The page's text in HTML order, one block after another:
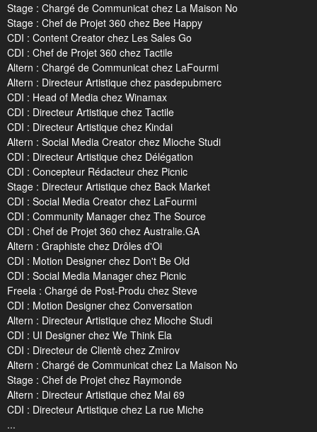
Stage : Chargé de Communicat chez La Maison No
Stage : Chef de Projet 360 chez Bee Happy
CDI : Content Creator chez Les Sales Go
CDI : Chef de Projet 360 chez Tactile
Altern : Chargé de Communicat chez LaFourmi
Altern : Directeur Artistique chez pasdepubmerc
CDI : Head of Media chez Winamax
CDI : Directeur Artistique chez Tactile
CDI : Directeur Artistique chez Kindai
Altern : Social Media Creator chez Mioche Studi
CDI : Directeur Artistique chez Délégation
CDI : Concepteur Rédacteur chez Picnic
Stage : Directeur Artistique chez Back Market
CDI : Social Media Creator chez LaFourmi
CDI : Community Manager chez The Source
CDI : Chef de Projet 360 chez Australie.GA
Altern : Graphiste chez Drôles d'Oi
CDI : Motion Designer chez Don't Be Old
CDI : Social Media Manager chez Picnic
Freela : Chargé de Post-Produ chez Steve
CDI : Motion Designer chez Conversation
Altern : Directeur Artistique chez Mioche Studi
CDI : UI Designer chez We Think Ela
CDI : Directeur de Clientè chez Zmirov
Altern : Chargé de Communicat chez La Maison No
Stage : Chef de Projet chez Raymonde
Altern : Directeur Artistique chez Mai 69
CDI : Directeur Artistique chez La rue Miche
...